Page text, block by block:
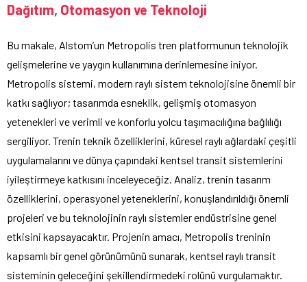
Dağıtım, Otomasyon ve Teknoloji
Bu makale, Alstom’un Metropolis tren platformunun teknolojik
gelişmelerine ve yaygın kullanımına derinlemesine iniyor.
Metropolis sistemi, modern raylı sistem teknolojisine önemli bir
katkı sağlıyor; tasarımda esneklik, gelişmiş otomasyon
yetenekleri ve verimli ve konforlu yolcu taşımacılığına bağlılığı
sergiliyor. Trenin teknik özelliklerini, küresel raylı ağlardaki çeşitli
uygulamalarını ve dünya çapındaki kentsel transit sistemlerini
iyileştirmeye katkısını inceleyeceğiz. Analiz, trenin tasarım
özelliklerini, operasyonel yeteneklerini, konuşlandırıldığı önemli
projeleri ve bu teknolojinin raylı sistemler endüstrisine genel
etkisini kapsayacaktır. Projenin amacı, Metropolis treninin
kapsamlı bir genel görünümünü sunarak, kentsel raylı transit
sisteminin geleceğini şekillendirmedeki rolünü vurgulamaktır.